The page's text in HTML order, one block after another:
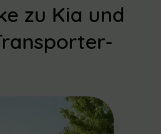
zu Kia und